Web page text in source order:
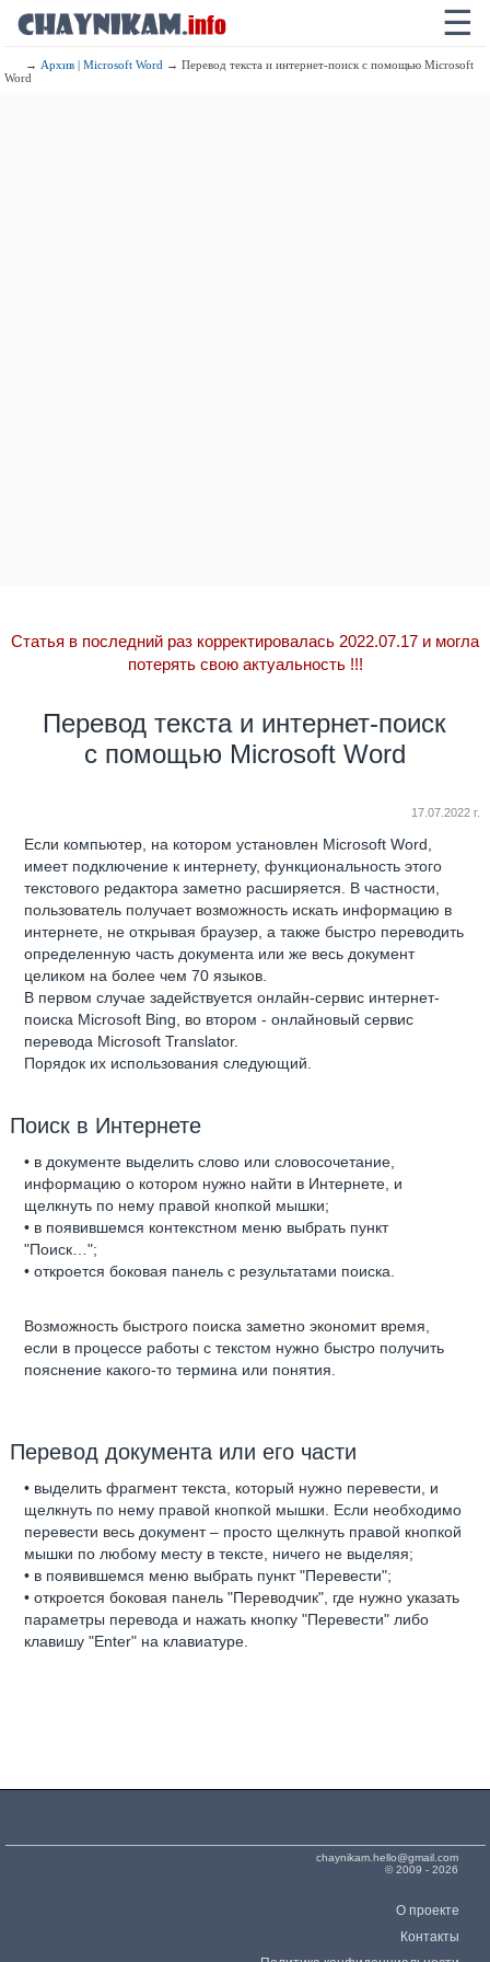
☰
→ Архив | Microsoft Word → Перевод текста и интернет-поиск c помощью Microsoft
Word
Статья в последний раз корректировалась 2022.07.17 и могла
потерять свою актуальность!!!
Перевод текста и интернет-поиск
c помощью Microsoft Word
17.07.2022 г.
Если компьютер, на котором установлен Microsoft Word,
имеет подключение к интернету, функциональность этого
текстового редактора заметно расширяется. В частности,
пользователь получает возможность искать информацию в
интернете, не открывая браузер, а также быстро переводить
определенную часть документа или же весь документ
целиком на более чем 70 языков.
В первом случае задействуется онлайн-сервис интернет-
поиска Microsoft Bing, во втором - онлайновый сервис
перевода Microsoft Translator.
Порядок их использования следующий.
Поиск в Интернете
• в документе выделить слово или словосочетание,
информацию о котором нужно найти в Интернете, и
щелкнуть по нему правой кнопкой мышки;
• в появившемся контекстном меню выбрать пункт
"Поиск…";
• откроется боковая панель с результатами поиска.
Возможность быстрого поиска заметно экономит время,
если в процессе работы с текстом нужно быстро получить
пояснение какого-то термина или понятия.
Перевод документа или его части
• выделить фрагмент текста, который нужно перевести, и
щелкнуть по нему правой кнопкой мышки. Если необходимо
перевести весь документ – просто щелкнуть правой кнопкой
мышки по любому месту в тексте, ничего не выделяя;
• в появившемся меню выбрать пункт "Перевести";
• откроется боковая панель "Переводчик", где нужно указать
параметры перевода и нажать кнопку "Перевести" либо
клавишу "Enter" на клавиатуре.
chaynikam.hello@gmail.com
© 2009 - 2026
О проекте
Контакты